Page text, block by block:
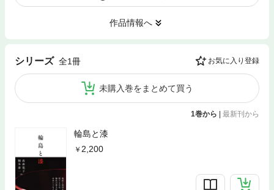
作品情報へ
シリーズ 全1冊 お気に入り登録
未購入巻をまとめて買う
1巻から | 最新刊から
輪島と漆
2,200